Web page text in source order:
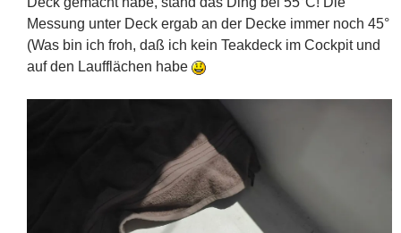
Messung unter Deck ergab an der Decke immer noch 45°
(Was bin ich froh, daß ich kein Teakdeck im Cockpit und
auf den Laufflächen habe